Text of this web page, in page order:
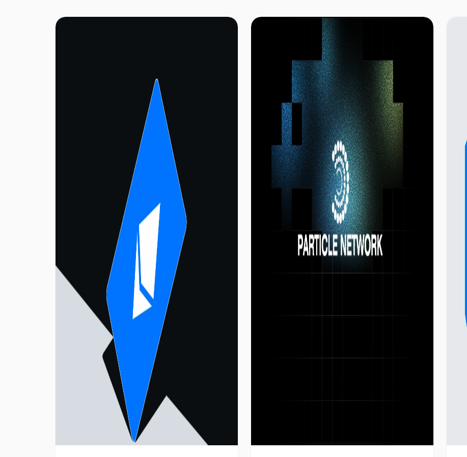
les principales solutions inter-chaînes de
l'industrie aujourd'hui. Il explore les principaux
protocoles d'interopérabilité tels que
LayerZero, Wormhole et Axelar, ainsi que les
tendances émergentes telles que l'abstraction
de chaîne, les systèmes basés sur l'intention et
l'agrégation de chaînes (Agglayer). L'analyse
met l'accent sur les principes fondamentaux, les
cas d'utilisation et l'impact sur le marché de ces
solutions. En examinant la technologie inter-
chaînes d'un point de vue technique, cet article
met en lumière son potentiel pour améliorer
l'interopérabilité de l'écosystème blockchain et
la liquidité des actifs tout en offrant des
perspectives précieuses et prospectives aux
professionnels de l'industrie.